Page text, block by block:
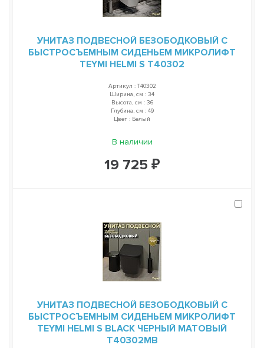
УНИТАЗ ПОДВЕСНОЙ БЕЗОБОДКОВЫЙ С
БЫСТРОСЪЕМНЫМ СИДЕНЬЕМ МИКРОЛИФТ
TEYMI HELMI S T40302
Артикул : T40302
Ширина, см : 34
Высота, см : 36
Глубина, см : 49
Цвет : Белый
В наличии
19 725 ₽
УНИТАЗ ПОДВЕСНОЙ БЕЗОБОДКОВЫЙ С
БЫСТРОСЪЕМНЫМ СИДЕНЬЕМ МИКРОЛИФТ
TEYMI HELMI S BLACK ЧЕРНЫЙ МАТОВЫЙ
T40302MB